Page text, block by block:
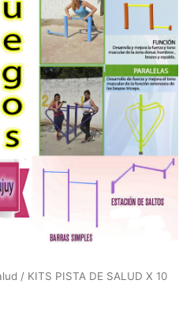
/ KITS PISTA DE SALUD X 10